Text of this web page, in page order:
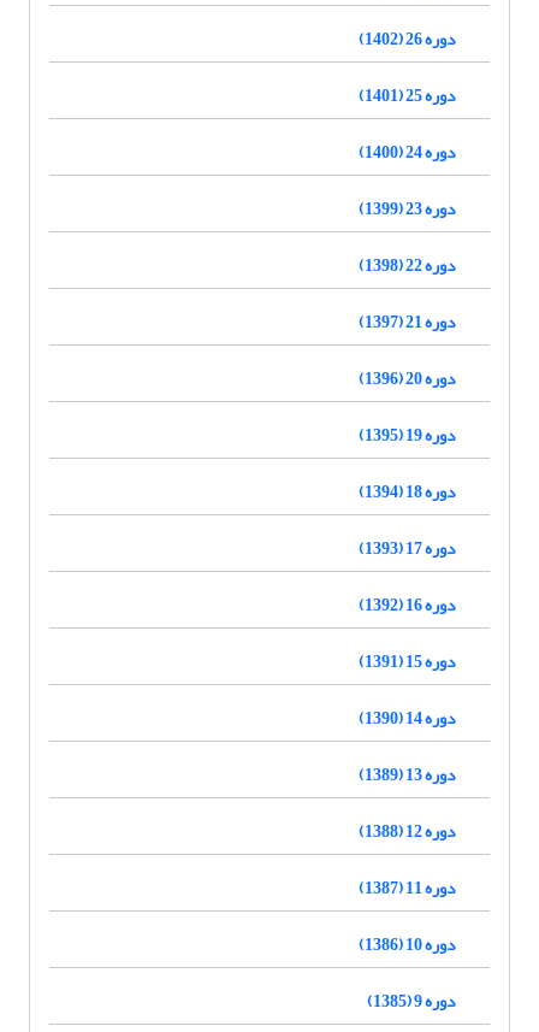
دوره 26 (1402)
دوره 25 (1401)
دوره 24 (1400)
دوره 23 (1399)
دوره 22 (1398)
دوره 21 (1397)
دوره 20 (1396)
دوره 19 (1395)
دوره 18 (1394)
دوره 17 (1393)
دوره 16 (1392)
دوره 15 (1391)
دوره 14 (1390)
دوره 13 (1389)
دوره 12 (1388)
دوره 11 (1387)
دوره 10 (1386)
دوره 9 (1385)